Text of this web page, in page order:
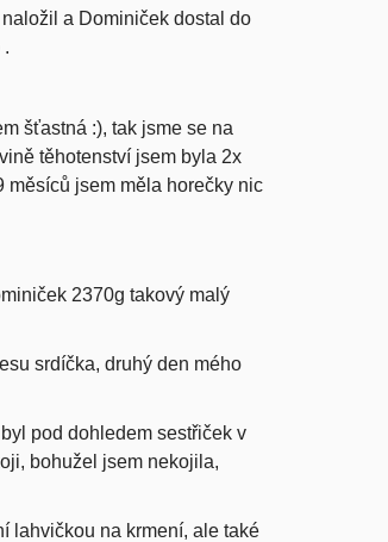
a Dominiček dostal do
.
šťastná :), tak jsme se na
těhotenství jsem byla 2x
měsíců jsem měla horečky nic
2370g takový malý
srdíčka, druhý den mého
pod dohledem sestřiček v
, bohužel jsem nekojila,
lahvičkou na krmení, ale také